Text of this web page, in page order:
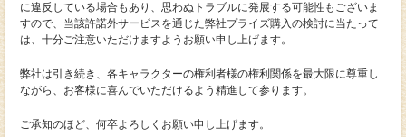
に違反している場合もあり、思わぬトラブルに発展する可能性もございま
すので、当該許諾外サービスを通じた弊社プライズ購入の検討に当たって
は、十分ご注意いただけますようお願い申し上げます。
弊社は引き続き、各キャラクターの権利者様の権利関係を最大限に尊重し
ながら、お客様に喜んでいただけるよう精進して参ります。
ご承知のほど、何卒よろしくお願い申し上げます。